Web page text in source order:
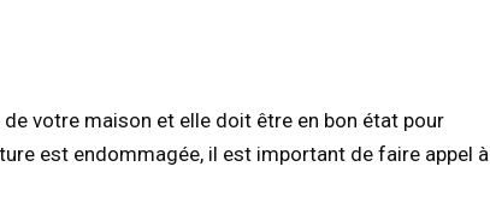
votre maison et elle doit être en bon état pour
est endommagée, il est important de faire appel à